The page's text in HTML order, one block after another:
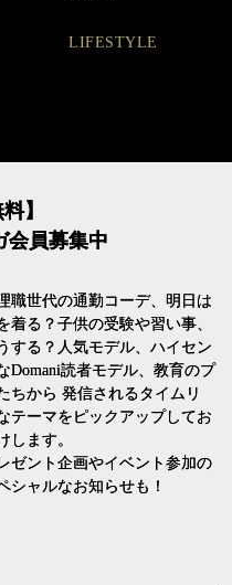
FASHION
】
会員募集中
職世代の通勤コーデ、明日は
着る？子供の受験や習い事、
する？人気モデル、ハイセン
Domani読者モデル、教育のプ
ちから 発信されるタイムリ
テーマをピックアップしてお
します。
ゼント企画やイベント参加の
シャルなお知らせも！